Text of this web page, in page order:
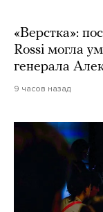
«Верстка»:
Rossi могла
генерала
9 часов назад